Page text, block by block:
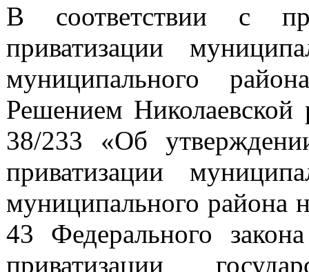
В соответствии с
приватизации
муниципального
Решением
38/233 «Об
приватизации
муниципального района
43 Федерального
приватизации